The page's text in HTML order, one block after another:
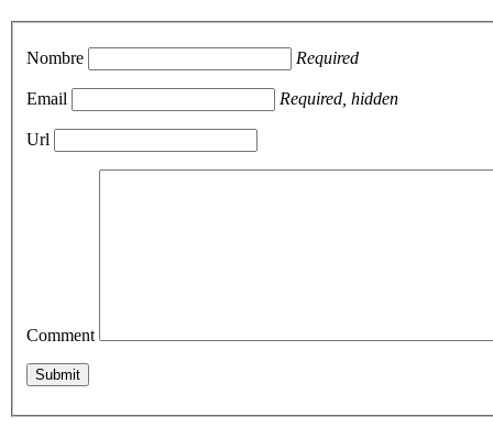
Nombre Required
Email Required, hidden
Url
Comment